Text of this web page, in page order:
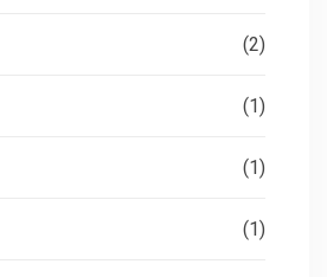
(2)
(1)
(1)
(1)